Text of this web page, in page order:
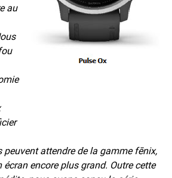
au
peuvent attendre de la gamme fēnix,
encore plus grand. Outre cette